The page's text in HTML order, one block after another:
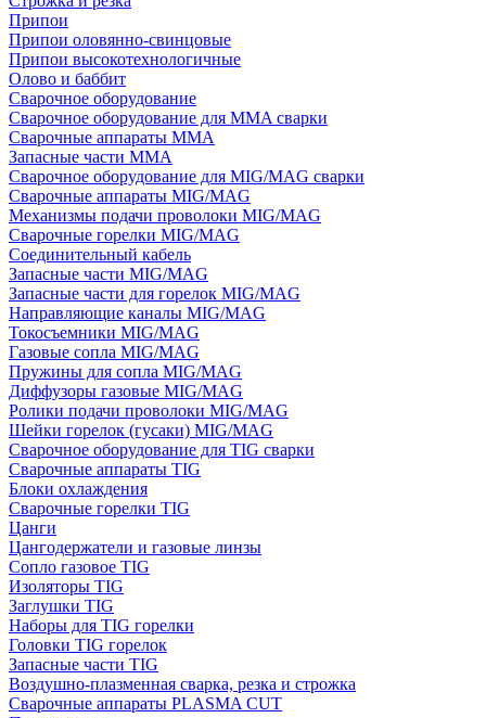
Припои
Припои оловянно-свинцовые
Припои высокотехнологичные
Олово и баббит
Сварочное оборудование
Сварочное оборудование для MMA сварки
Сварочные аппараты MMA
Запасные части MMA
Сварочное оборудование для MIG/MAG сварки
Сварочные аппараты MIG/MAG
Механизмы подачи проволоки MIG/MAG
Сварочные горелки MIG/MAG
Соединительный кабель
Запасные части MIG/MAG
Запасные части для горелок MIG/MAG
Направляющие каналы MIG/MAG
Токосъемники MIG/MAG
Газовые сопла MIG/MAG
Пружины для сопла MIG/MAG
Диффузоры газовые MIG/MAG
Ролики подачи проволоки MIG/MAG
Шейки горелок (гусаки) MIG/MAG
Сварочное оборудование для TIG сварки
Сварочные аппараты TIG
Блоки охлаждения
Сварочные горелки TIG
Цанги
Цангодержатели и газовые линзы
Сопло газовое TIG
Изоляторы TIG
Заглушки TIG
Наборы для TIG горелки
Головки TIG горелок
Запасные части TIG
Воздушно-плазменная сварка, резка и строжка
Сварочные аппараты PLASMA CUT